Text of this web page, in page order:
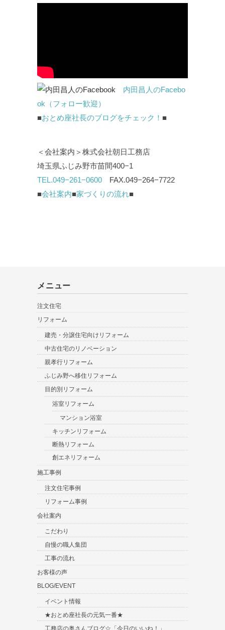
内田昌人のFacebo
ok（フォロー歓迎）
■おとめ座社長のブログをチェック！ ■
＜会社案内＞株式会社朝日工務店
埼玉県ふじみ野市苗間400−1
TEL.049−261−0600 FAX.049−264−7722
■会社案内■家づくりの流れ■
メニュー
注文住宅
リフォーム
建売・分譲住宅向けリフォーム
中古住宅のリノベーション
親孝行リフォーム
ふじみ野へ移住リフォーム
目的別リフォーム
浴室リフォーム
マンション浴室
キッチンリフォーム
断熱リフォーム
創エネリフォーム
施工事例
注文住宅事例
リフォーム事例
会社案内
こだわり
自慢の職人集団
工事の流れ
お客様の声
BLOG/EVENT
イベント情報
★おとめ座社長の元気一番★
工務店の奥さんブログ☆「今日のいいね！」